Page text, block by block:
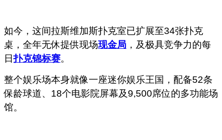
如今，这间拉斯维加斯扑克室已扩展至34张扑克
桌，全年无休提供现场现金局 ，及极具竞争力的每
日扑克锦标赛。
整个娱乐场本身就像一座迷你娱乐王国，配备52条
保龄球道、18个电影院屏幕及9,500席位的多功能场
馆。